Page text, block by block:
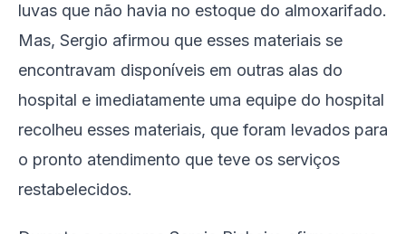
luvas que não havia no estoque do almoxarifado.
Mas, Sergio afirmou que esses materiais se
encontravam disponíveis em outras alas do
hospital e imediatamente uma equipe do hospital
recolheu esses materiais, que foram levados para
o pronto atendimento que teve os serviços
restabelecidos.